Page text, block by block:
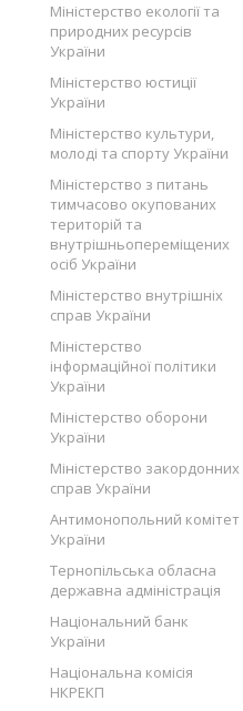
Міністерство екології та
природних ресурсів
України
Міністерство юстиції
України
Міністерство культури,
молоді та спорту України
Міністерство з питань
тимчасово окупованих
територій та
внутрішньопереміщених
осіб України
Міністерство внутрішніх
справ України
Міністерство
інформаційної політики
України
Міністерство оборони
України
Міністерство закордонних
справ України
Антимонопольний комітет
України
Тернопільська обласна
державна адміністрація
Національний банк
України
Національна комісія
НКРЕКП